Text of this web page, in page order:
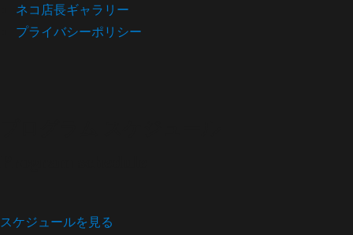
ネコ店長ギャラリー
プライバシーポリシー
スケジュールを見る